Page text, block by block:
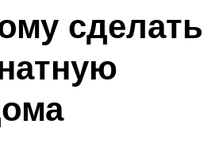
сделать